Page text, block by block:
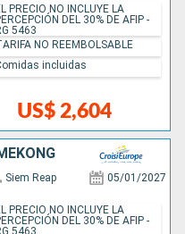
US$ 2,604
PRECIO NO INCLUYE LA
DEL 30% DE AFIP -
5463
NO REEMBOLSABLE
incluidas
Siem Reap 05/01/2027
PRECIO NO INCLUYE LA
DEL 30% DE AFIP -
5463